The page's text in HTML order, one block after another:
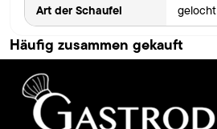
Art der Schaufel gelocht
Häufig zusammen gekauft